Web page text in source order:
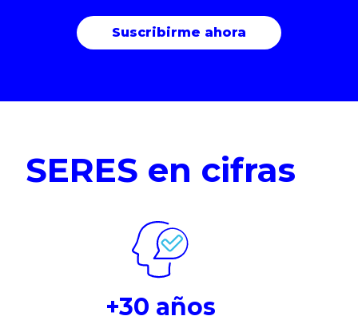
SERES en cifras
+30 años